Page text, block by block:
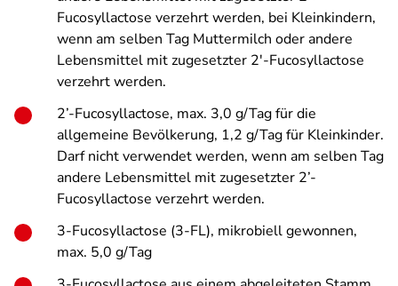
Fucosyllactose verzehrt werden, bei Kleinkindern,
wenn am selben Tag Muttermilch oder andere
Lebensmittel mit zugesetzter 2′-Fucosyllactose
verzehrt werden.
2’-Fucosyllactose, max. 3,0 g/Tag für die
allgemeine Bevölkerung, 1,2 g/Tag für Kleinkinder.
Darfnicht verwendet werden, wenn am selben Tag
andere Lebensmittel mit zugesetzter 2’-
Fucosyllactose verzehrt werden.
3-Fucosyllactose (3-FL), mikrobiell gewonnen,
max. 5,0 g/Tag